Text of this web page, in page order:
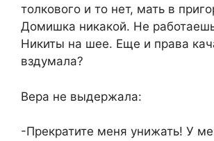
толкового и то нет, мать в
Домишка никакой. Не
Никиты на шее. Еще и права
вздумала?
Вера не выдержала:
-Прекратите меня унижать! У